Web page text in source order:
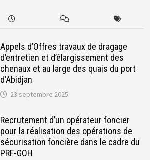
Appels d’Offres travaux de dragage
d’entretien et d’élargissement des
chenaux et au large des quais du port
d’Abidjan
23 septembre 2025
Recrutement d’un opérateur foncier
pour la réalisation des opérations de
sécurisation foncière dans le cadre du
PRF-GOH